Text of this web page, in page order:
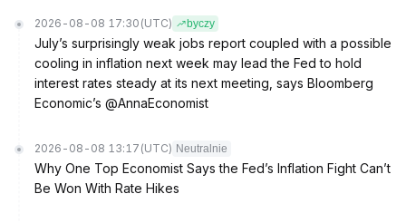
2026-08-08 17:30 (UTC) byczy
July’s surprisingly weak jobs report coupled with a possible
cooling in inflation next week may lead the Fed to hold
interest rates steady at its next meeting, says Bloomberg
Economic’s @AnnaEconomist
2026-08-08 13:17 (UTC) Neutralnie
Why One Top Economist Says the Fed’s Inflation Fight Can’t
Be Won With Rate Hikes